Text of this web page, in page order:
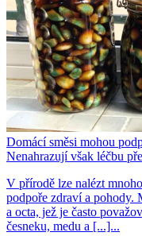
Domácí směsi mohou
Nenahrazují však léčbu
V přírodě lze nalézt
podpoře zdraví a pohody.
a octa, jež je často
česneku, medu a [...]...